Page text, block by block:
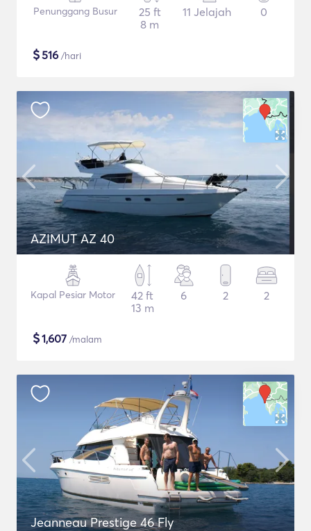
Penunggang Busur
25 ft
8 m
11 Jelajah 0
$516 /hari
AZIMUT AZ 40
Kapal Pesiar Motor
42 ft
13 m
6 2 2
$1,607 /malam
Jeanneau Prestige 46 Fly